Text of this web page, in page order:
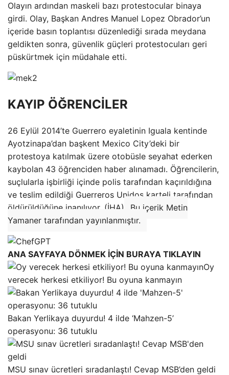
Olayın ardından maskeli bazı protestocular binaya
girdi. Olay, Başkan Andres Manuel Lopez Obrador’un
içeride basın toplantısı düzenlediği sırada meydana
geldikten sonra, güvenlik güçleri protestocuları geri
püskürtmek için müdahale etti.
KAYIP ÖĞRENCİLER
26 Eylül 2014’te Guerrero eyaletinin Iguala kentinde
Ayotzinapa’dan başkent Mexico City’deki bir
protestoya katılmak üzere otobüsle seyahat ederken
kaybolan 43 öğrenciden haber alınamadı. Öğrencilerin,
suçlularla işbirliği içinde polis tarafından kaçırıldığına
ve teslim edildiği Guerreros Unidos karteli tarafından
öldürüldüğüne inanılıyor. (İHA)
Bu içerik Metin
Yamaner tarafından yayınlanmıştır.
ANA SAYFAYA DÖNMEK İÇİN BURAYA TIKLAYIN
Oy
verecek herkesi etkiliyor! Bu oyuna kanmayın
Bakan Yerlikaya duyurdu! 4 ilde ‘Mahzen-5’
operasyonu: 36 tutuklu
MSU sınav ücretleri sıradanlaştı! Cevap MSB’den geldi